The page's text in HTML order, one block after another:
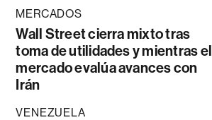
MERCADOS
Wall Street cierra mixto tras
toma de utilidades y mientras el
mercado evalúa avances con
Irán
VENEZUELA